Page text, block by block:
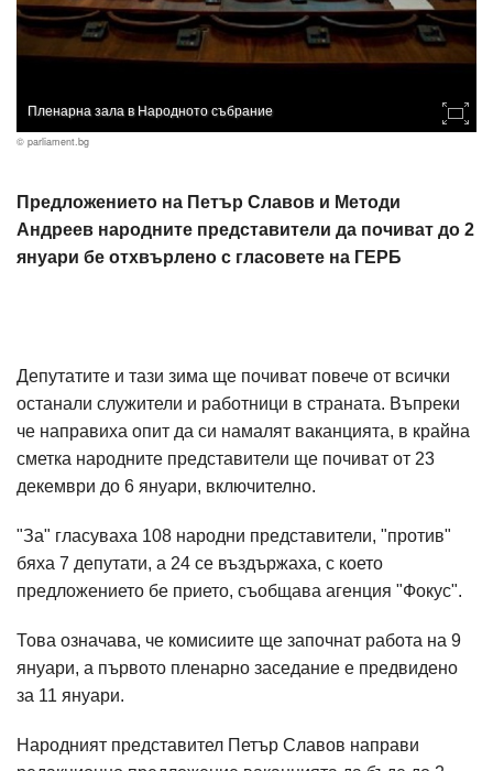
Пленарна зала в Народното събрание
© parliament.bg
Предложението на Петър Славов и Методи
Андреев народните представители да почиват до 2
януари бе отхвърлено с гласовете на ГЕРБ
Депутатите и тази зима ще почиват повече от всички
останали служители и работници в страната. Въпреки
че направиха опит да си намалят ваканцията, в крайна
сметка народните представители ще почиват от 23
декември до 6 януари, включително.
"За" гласуваха 108 народни представители, "против"
бяха 7 депутати, а 24 се въздържаха, с което
предложението бе прието, съобщава агенция "Фокус".
Това означава, че комисиите ще започнат работа на 9
януари, а първото пленарно заседание е предвидено
за 11 януари.
Народният представител Петър Славов направи